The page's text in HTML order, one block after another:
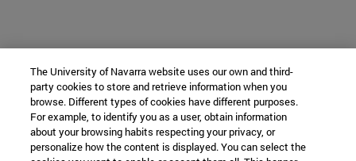
The University of Navarra website uses our own and third-
party cookies to store and retrieve information when you
browse. Different types of cookies have different purposes.
For example, to identify you as a user, obtain information
about your browsing habits respecting your privacy, or
personalize how the content is displayed. You can select the